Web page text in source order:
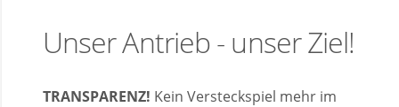
Unser Antrieb - unser Ziel!
TRANSPARENZ! Kein Versteckspiel mehr im